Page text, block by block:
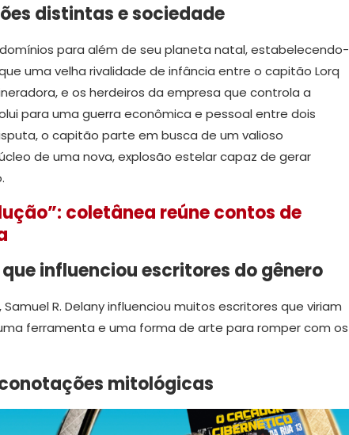
distintas e sociedade
para além de seu planeta natal, estabelecendo-
uma velha rivalidade de infância entre o capitão Lorq
e os herdeiros da empresa que controla a
para uma guerra econômica e pessoal entre dois
o capitão parte em busca de um valioso
de uma nova, explosão estelar capaz de gerar
coletânea reúne contos de
influenciou escritores do gênero
R. Delany influenciou muitos escritores que viriam
ferramenta e uma forma de arte para romper com os
mitológicas